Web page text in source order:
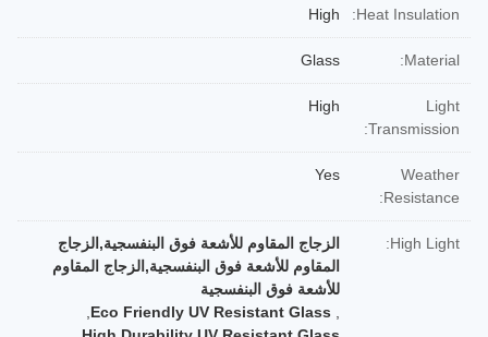
Heat Insulation:
High
Material:
Glass
Light
Transmission:
High
Weather
Resistance:
Yes
High Light:
الزجاج المقاوم للأشعة فوق البنفسجية,الزجاج
المقاوم للأشعة فوق البنفسجية,الزجاج المقاوم
للأشعة فوق البنفسجية
Eco Friendly UV Resistant Glass